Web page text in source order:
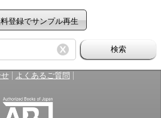
登録でサンプル再生
検索
| よくあるご質問 |